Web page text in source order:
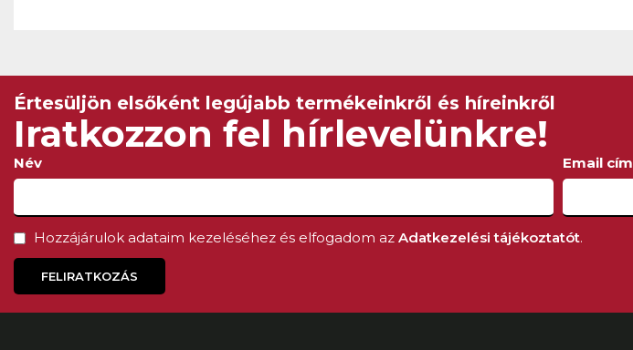
Értesüljön elsőként legújabb termékeinkről és híreinkről
Iratkozzon fel hírlevelünkre!
Név Email cím
Hozzájárulok adataim kezeléséhez és elfogadom az Adatkezelési tájékoztatót.
FELIRATKOZÁS